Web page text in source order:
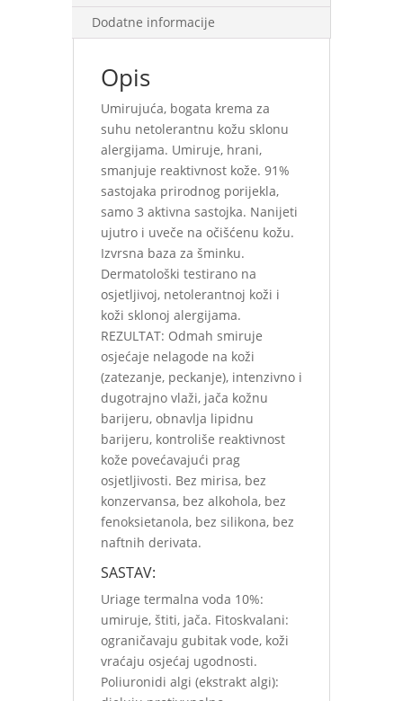
Dodatne informacije
Opis
Umirujuća, bogata krema za
suhu netolerantnu kožu sklonu
alergijama. Umiruje, hrani,
smanjuje reaktivnost kože. 91%
sastojaka prirodnog porijekla,
samo 3 aktivna sastojka. Nanijeti
ujutro i uveče na očišćenu kožu.
Izvrsna baza za šminku.
Dermatološki testirano na
osjetljivoj, netolerantnoj koži i
koži sklonoj alergijama.
REZULTAT: Odmah smiruje
osjećaje nelagode na koži
(zatezanje, peckanje), intenzivno i
dugotrajno vlaži, jača kožnu
barijeru, obnavlja lipidnu
barijeru, kontroliše reaktivnost
kože povećavajući prag
osjetljivosti. Bez mirisa, bez
konzervansa, bez alkohola, bez
fenoksietanola, bez silikona, bez
naftnih derivata.
SASTAV:
Uriage termalna voda 10%:
umiruje, štiti, jača. Fitoskvalani:
ograničavaju gubitak vode, koži
vraćaju osjećaj ugodnosti.
Poliuronidi algi (ekstrakt algi):